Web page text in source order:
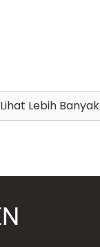
Lihat Lebih Banyak